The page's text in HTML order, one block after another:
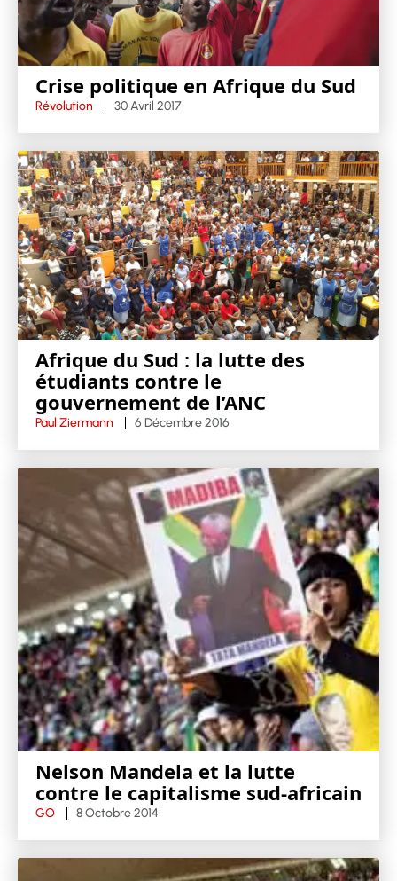
Crise politique en Afrique du Sud
Révolution 30 Avril 2017
Afrique du Sud : la lutte des
étudiants contre le
gouvernement de l’ANC
Paul Ziermann 6 Décembre 2016
Nelson Mandela et la lutte
contre le capitalisme sud-africain
GO 8 Octobre 2014